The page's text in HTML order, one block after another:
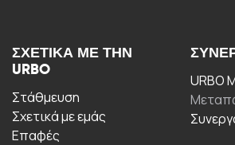
ΣΧΕΤΙΚΆ ΜΕ ΤΗΝ
URBO
Στάθμευση
Σχετικά με εμάς
Επαφές
URBO